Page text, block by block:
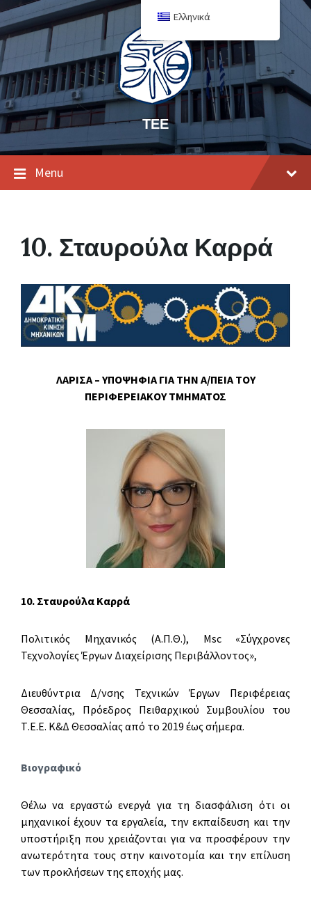
ΤΕΕ
Menu
10. Σταυρούλα Καρρά
ΛΑΡΙΣΑ – ΥΠΟΨΗΦΙΑ ΓΙΑ ΤΗΝ Α/ΠΕΙΑ ΤΟΥ
ΠΕΡΙΦΕΡΕΙΑΚΟΥ ΤΜΗΜΑΤΟΣ
10. Σταυρούλα Καρρά
Πολιτικός Μηχανικός (Α.Π.Θ.), Msc «Σύγχρονες
Τεχνολογίες Έργων Διαχείρισης Περιβάλλοντος»,
Διευθύντρια Δ/νσης Τεχνικών Έργων Περιφέρειας
Θεσσαλίας, Πρόεδρος Πειθαρχικού Συμβουλίου του
Τ.Ε.Ε. Κ&Δ Θεσσαλίας από το 2019 έως σήμερα.
Βιογραφικό
Θέλω να εργαστώ ενεργά για τη διασφάλιση ότι οι
μηχανικοί έχουν τα εργαλεία, την εκπαίδευση και την
υποστήριξη που χρειάζονται για να προσφέρουν την
ανωτερότητα τους στην καινοτομία και την επίλυση
των προκλήσεων της εποχής μας.
Ελληνικά